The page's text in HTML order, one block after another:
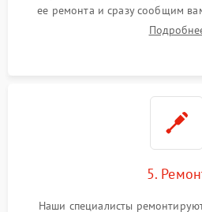
ее ремонта и сразу сообщим
5.
Наши специалисты